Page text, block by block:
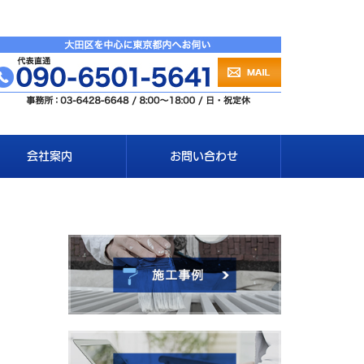
会社案内 お問い合わせ